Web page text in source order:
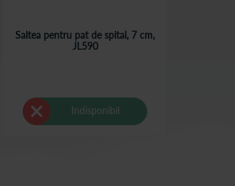
Saltea pentru pat de spital, 7 cm,
JL590
Indisponibil